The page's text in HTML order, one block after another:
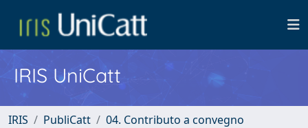
IRIS UniCatt
IRIS PubliCatt
04. Contributo a convegno